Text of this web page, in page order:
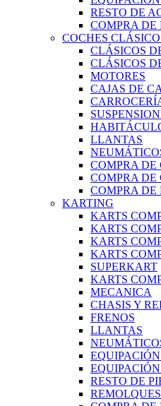
RESTO DE
COMPRA DE
COCHES
CLÁSICOS
CLÁSICOS
MOTORES
CAJAS DE
LLANTAS
COMPRA DE
COMPRA DE
COMPRA DE
KARTING
KARTS
KARTS
KARTS
KARTS
SUPERKART
KARTS
MECANICA
CHASIS Y
FRENOS
LLANTAS
RESTO DE
REMOLQUES